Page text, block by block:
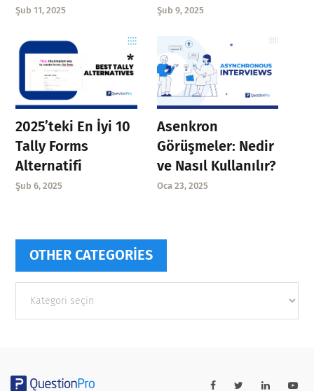
Şub 11, 2025 Şub 9, 2025
2025’teki En İyi 10
Tally Forms
Alternatifi
Şub 6, 2025
Asenkron
Görüşmeler: Nedir
ve Nasıl Kullanılır?
Oca 23, 2025
OTHER CATEGORIES
categories